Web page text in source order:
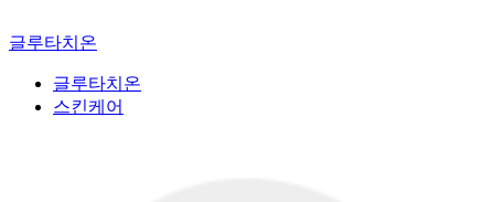
글루타치온
글루타치온
스킨케어